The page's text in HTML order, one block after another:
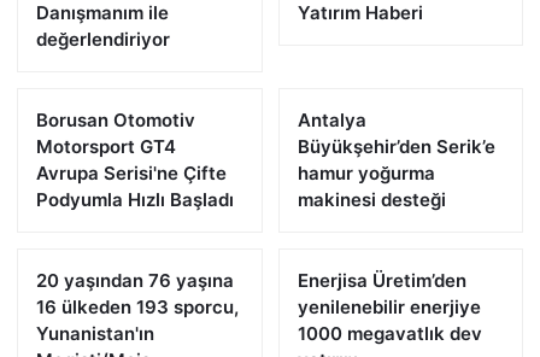
Danışmanım ile
değerlendiriyor
Yatırım Haberi
Borusan Otomotiv
Motorsport GT4
Avrupa Serisi'ne Çifte
Podyumla Hızlı Başladı
Antalya
Büyükşehir’den Serik’e
hamur yoğurma
makinesi desteği
20 yaşından 76 yaşına
16 ülkeden 193 sporcu,
Yunanistan'ın
Enerjisa Üretim’den
yenilenebilir enerjiye
1000 megavatlık dev